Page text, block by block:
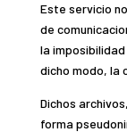
Este servicio
de
la
dicho modo, la
Dichos
forma